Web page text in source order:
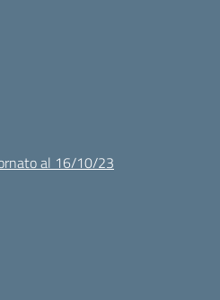
al 16/10/23